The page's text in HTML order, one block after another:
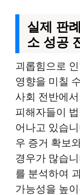
실제 판
소 성공
괴롭힘으로
영향을 미칠
사회 전반에
피해자들이
어나고 있습
우 증거 확보
경우가 많습
를 분석하여
가능성을 높